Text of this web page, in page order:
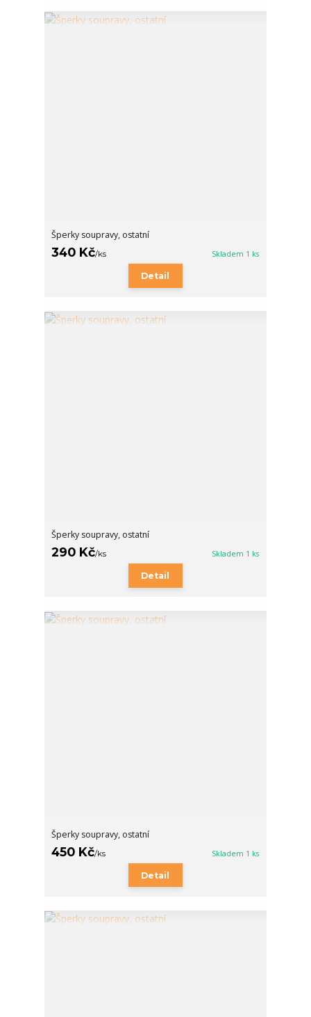
Šperky soupravy, ostatní
340 Kč/ks Skladem 1 ks
Detail
Šperky soupravy, ostatní
290 Kč/ks Skladem 1 ks
Detail
Šperky soupravy, ostatní
450 Kč/ks Skladem 1 ks
Detail